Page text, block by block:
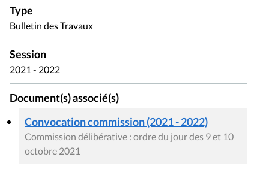
Type
Bulletin des Travaux
Session
2021 - 2022
Document(s) associé(s)
Convocation commission (2021 - 2022)
Commission délibérative : ordre du jour des 9 et 10
octobre 2021